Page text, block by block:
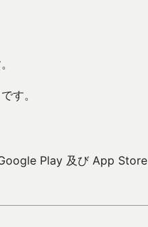
す。
Play 及び App Store